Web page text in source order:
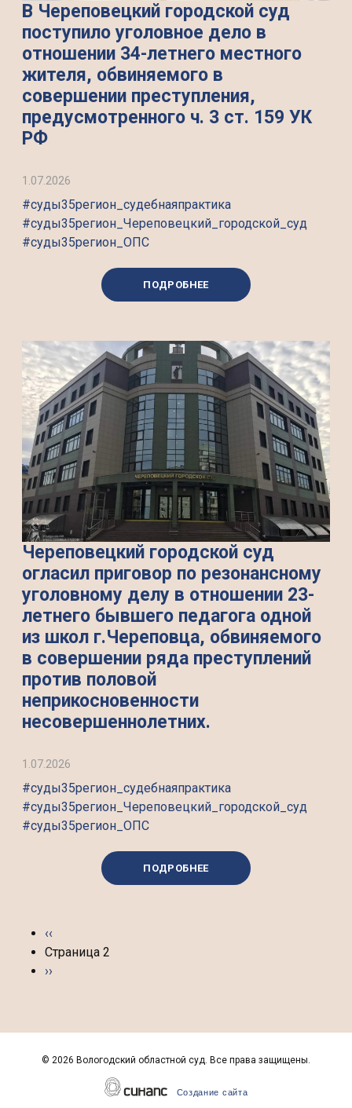
В Череповецкий городской суд
поступило уголовное дело в
отношении 34-летнего местного
жителя, обвиняемого в
совершении преступления,
предусмотренного ч. 3 ст. 159 УК
РФ
1.07.2026
#суды35регион_судебнаяпрактика
#суды35регион_Череповецкий_городской_суд
#суды35регион_ОПС
ПОДРОБНЕЕ
Череповецкий городской суд
огласил приговор по резонансному
уголовному делу в отношении 23-
летнего бывшего педагога одной
из школ г.Череповца, обвиняемого
в совершении ряда преступлений
против половой
неприкосновенности
несовершеннолетних.
1.07.2026
#суды35регион_судебнаяпрактика
#суды35регион_Череповецкий_городской_суд
#суды35регион_ОПС
ПОДРОБНЕЕ
Нумерация страниц
Предыдущая страница
‹‹
Страница 2
Следующая страница
››
© 2026 Вологодский областной суд. Все права защищены.
Создание сайта